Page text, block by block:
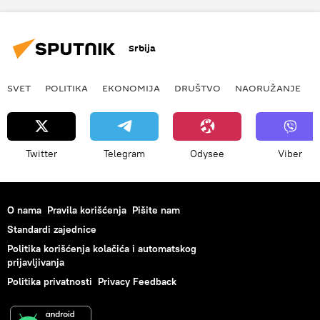
Srbija
SVET POLITIKA EKONOMIJA DRUŠTVO NAORUŽANJE
Twitter Telegram Odysee Viber
O nama Pravila korišćenja Pišite nam
Standardi zajednice
Politika korišćenja kolačića i automatskog
prijavljivanja
Politika privatnosti Privacy Feedback